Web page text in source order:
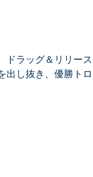
ドラッグ＆リリー
出し抜き、優勝ト